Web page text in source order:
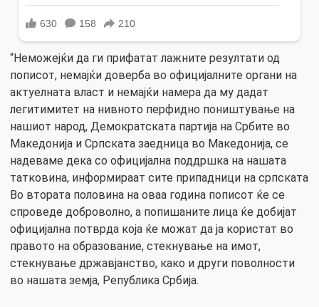
“Неможејќи да ги прифатат лажните резултати од
пописот, немајќи доверба во официјалните органи на
актуелната власт и немајќи намера да му дадат
легитимитет на нивното перфидно поништување на
нашиот народ, Демократската партија на Србите во
Македонија и Српската заедница во Македонија, се
надеваме дека со официјална поддршка на нашата
татковина, информираат сите припадници на српската
Во втората половина на оваа година пописот ќе се
спроведе доброволно, а попишаните лица ќе добијат
официјална потврда која ќе можат да ја користат во
правото на образование, стекнување на имот,
стекнување државјанство, како и други поволности
во нашата земја, Република Србија.